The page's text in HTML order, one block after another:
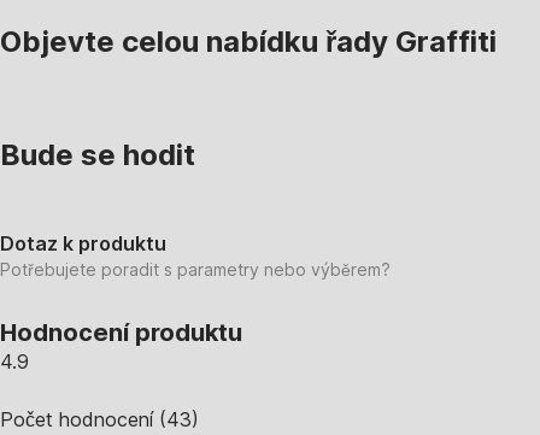
Objevte celou nabídku řady Graffiti
Bude se hodit
Dotaz k produktu
Potřebujete poradit s parametry nebo výběrem?
Hodnocení produktu
4.9
Počet hodnocení(43)